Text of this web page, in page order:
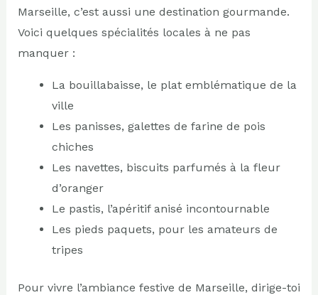
Marseille, c’est aussi une destination gourmande.
Voici quelques spécialités locales à ne pas
manquer :
La bouillabaisse, le plat emblématique de la
ville
Les panisses, galettes de farine de pois
chiches
Les navettes, biscuits parfumés à la fleur
d’oranger
Le pastis, l’apéritif anisé incontournable
Les pieds paquets, pour les amateurs de
tripes
Pour vivre l’ambiance festive de Marseille, dirige-toi